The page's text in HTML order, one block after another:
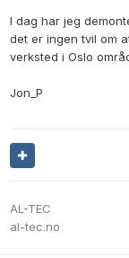
I dag har jeg
det er ingen tvil om
verksted i Oslo
Jon_P
AL-TEC
al-tec.no